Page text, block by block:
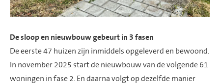
De sloop en nieuwbouw gebeurt in 3 fasen
De eerste 47 huizen zijn inmiddels opgeleverd en bewoond.
In november 2025 start de nieuwbouw van de volgende 61
woningen in fase 2. En daarna volgt op dezelfde manier